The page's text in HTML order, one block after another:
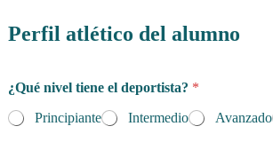
Perfil atlético del alumno
¿Qué nivel tiene el deportista? *
Principiante
Intermedio Avanzado